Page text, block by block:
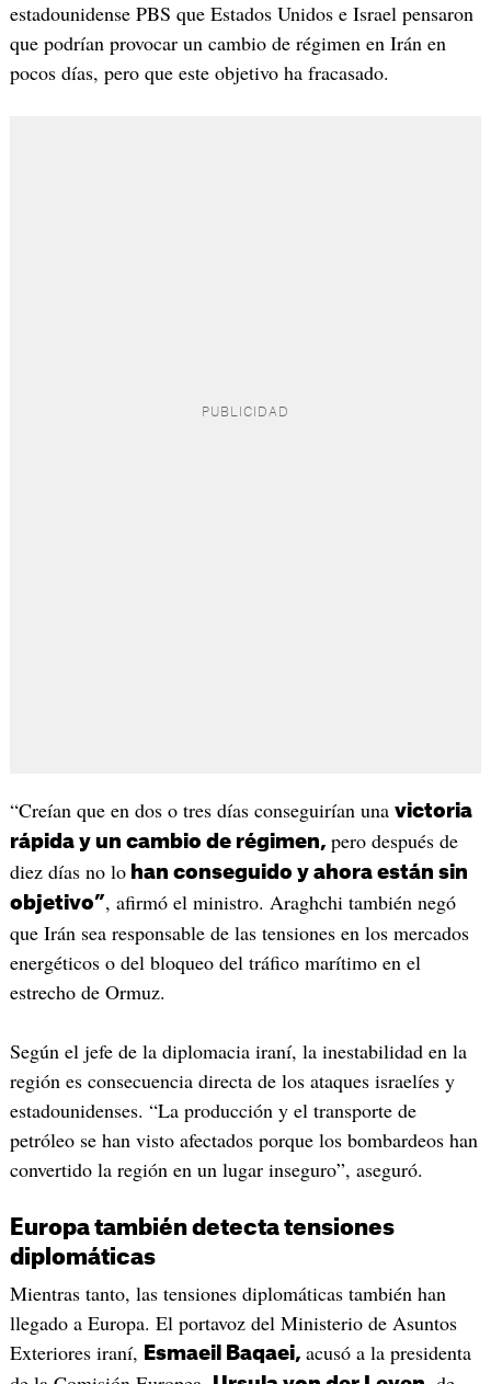
estadounidense PBS que Estados Unidos e Israel pensaron
que podrían provocar un cambio de régimen en Irán en
pocos días, pero que este objetivo ha fracasado.
“Creían que en dos o tres días conseguirían una victoria
rápida y un cambio de régimen, pero después de
diez días no lohan conseguido y ahora están sin
objetivo”, afirmó el ministro. Araghchi también negó
que Irán sea responsable de las tensiones en los mercados
energéticos o del bloqueo del tráfico marítimo en el
estrecho de Ormuz.
Según el jefe de la diplomacia iraní, la inestabilidad en la
región es consecuencia directa de los ataques israelíes y
estadounidenses. “La producción y el transporte de
petróleo se han visto afectados porque los bombardeos han
convertido la región en un lugar inseguro”, aseguró.
Europa también detecta tensiones
diplomáticas
Mientras tanto, las tensiones diplomáticas también han
llegado a Europa. El portavoz del Ministerio de Asuntos
Exteriores iraní,
Esmaeil Baqaei, acusó a la presidenta